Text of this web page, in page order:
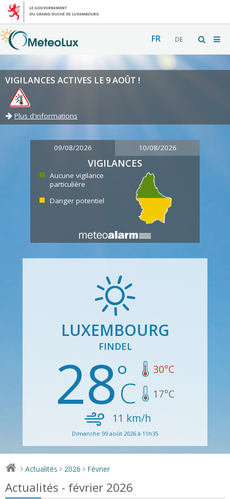
FR DE
VIGILANCES ACTIVES LE 9 AOÛT !
Plus d'informations
09/08/2026 10/08/2026
VIGILANCES
Aucune vigilance
particulière
Danger potentiel
LUXEMBOURG
FINDEL
28 30°C
17°C
11 km/h
Dimanche 09 août 2026 à 11h35
> Actualités > 2026 > Février
Actualités - février 2026